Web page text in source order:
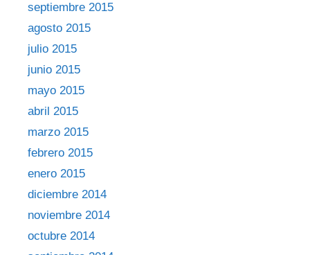
septiembre 2015
agosto 2015
julio 2015
junio 2015
mayo 2015
abril 2015
marzo 2015
febrero 2015
enero 2015
diciembre 2014
noviembre 2014
octubre 2014